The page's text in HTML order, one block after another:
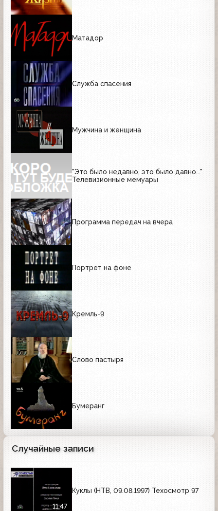
Матадор
Служба спасения
Мужчина и женщина
"Это было недавно, это было давно..."
Телевизионные мемуары
Программа передач на вчера
Портрет на фоне
Кремль-9
Слово пастыря
Бумеранг
Случайные записи
11:47
Куклы (НТВ, 09.08.1997) Техосмотр 97